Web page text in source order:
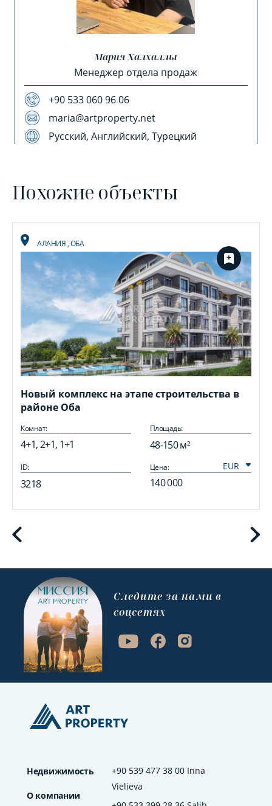
Мария Халхаллы
Менеджер отдела продаж
+90 533 060 96 06
maria@artproperty.net
Русский, Английский, Турецкий
Похожие объекты
АЛАНИЯ,ОБА
Новый комплекс на этапе строительства в
районе Оба
Комнат:
4+1, 2+1, 1+1
Площадь:
48-150 м²
ID:
3218
Цена:
140 000
+90 539 477 38 00 Inna
Vielieva
Недвижимость
О компании
Cледите за нами в
соцсетях